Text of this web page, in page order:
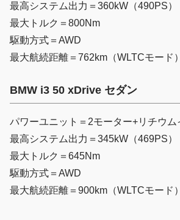
最高システム出力＝360kW（490PS）
最大トルク＝800Nm
駆動方式＝AWD
最大航続距離＝762km（WLTCモード）
BMW i3 50 xDrive セダン
パワーユニット＝2モーター+リチウム
最高システム出力＝345kW（469PS）
最大トルク＝645Nm
駆動方式＝AWD
最大航続距離＝900km（WLTCモード）